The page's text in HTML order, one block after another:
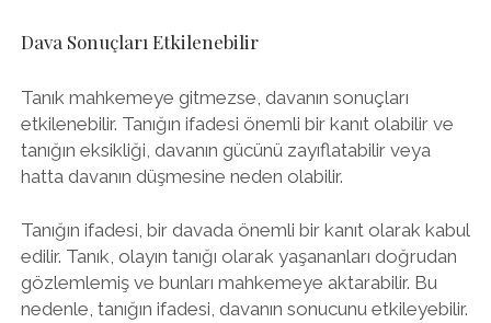
Dava Sonuçları Etkilenebilir
Tanık mahkemeye gitmezse, davanın sonuçları
etkilenebilir. Tanığın ifadesi önemli bir kanıt olabilir ve
tanığın eksikliği, davanın gücünü zayıflatabilir veya
hatta davanın düşmesine neden olabilir.
Tanığın ifadesi, bir davada önemli bir kanıt olarak kabul
edilir. Tanık, olayın tanığı olarak yaşananları doğrudan
gözlemlemiş ve bunları mahkemeye aktarabilir. Bu
nedenle, tanığın ifadesi, davanın sonucunu etkileyebilir.